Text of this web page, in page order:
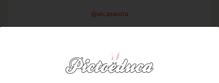
@alcasasola